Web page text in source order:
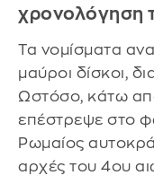
χρονολόγηση
Τα νομίσματα
μαύροι δίσκοι,
Ωστόσο, κάτω
επέστρεψε στο
Ρωμαίος
αρχές του 4ου